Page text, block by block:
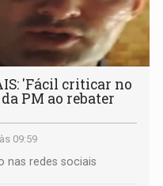
'Fácil criticar no
PM ao rebater
09:59
nas redes sociais